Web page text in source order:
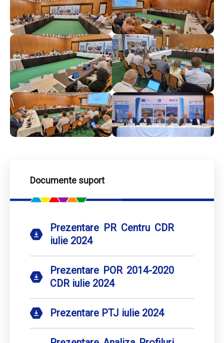
Documente suport
Prezentare PR Centru CDR
iulie 2024
Prezentare POR 2014-2020
CDR iulie 2024
Prezentare PTJ iulie 2024